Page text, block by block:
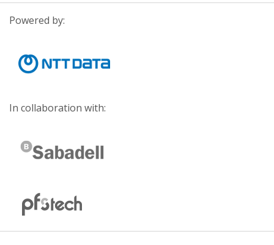
Powered by:
In collaboration with: